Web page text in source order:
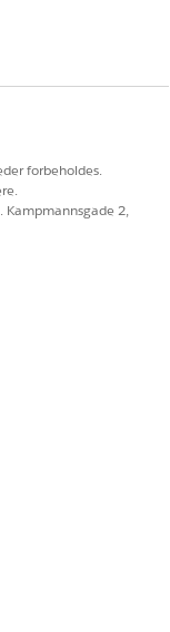
forbeholdes.
Kampmannsgade 2,